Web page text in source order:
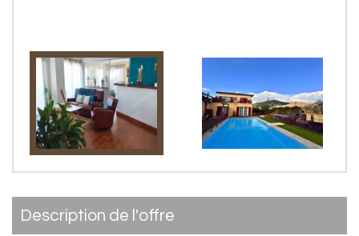
description de l'offre